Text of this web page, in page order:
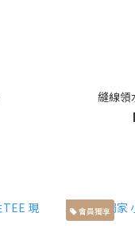
縫線領
會員獨享